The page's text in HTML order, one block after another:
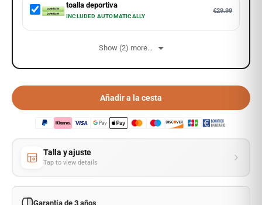
toalla deportiva
INCLUDED AUTOMATICALLY
€29.99
Show (2) more...
Añadir a la cesta
Talla y ajuste
Tap to view details
Garantía de 3 años